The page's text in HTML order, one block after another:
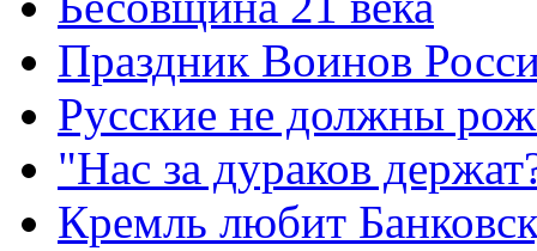
Праздник Воинов
Русские не должны
"Нас за дураков
Кремль любит